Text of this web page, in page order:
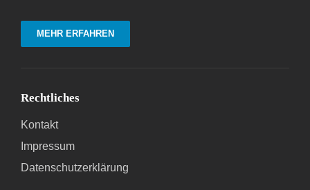
MEHR ERFAHREN
Rechtliches
Kontakt
Impressum
Datenschutzerklärung